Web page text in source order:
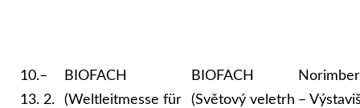
10.–
13. 2.
BIOFACH
(Weltleitmesse für
BIOFACH
(Světový veletrh –